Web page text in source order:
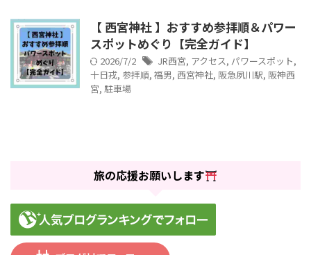
【 西宮神社 】おすすめ参拝順＆パワー
スポットめぐり【完全ガイド】
2026/7/2 JR西宮, アクセス, パワースポット,
十日戎, 参拝順, 福男, 西宮神社, 阪急夙川駅, 阪神西
宮, 駐車場
旅の応援お願いします